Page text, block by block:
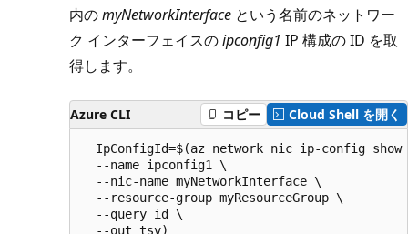
内のmyNetworkInterface という名前のネットワー
ク インターフェイスのipconfig1 IP 構成の ID を取
得します。
Azure CLI コピー Cloud Shell を開く
IpConfigId=$(az network nic ip-config show
  --name ipconfig1 \
  --nic-name myNetworkInterface \
  --resource-group myResourceGroup \
  --query id \